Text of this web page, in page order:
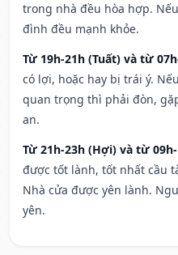
trong nhà đều hòa hợp.
đình đều mạnh khỏe.
Từ 19h-21h (Tuất) và từ
có lợi, hoặc hay bị trái ý.
quan trọng thì phải đòn,
an.
Từ 21h-23h (Hợi) và từ
được tốt lành, tốt nhất cầu
Nhà cửa được yên lành.
yên.